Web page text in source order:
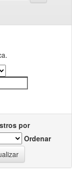
por
Ordenar